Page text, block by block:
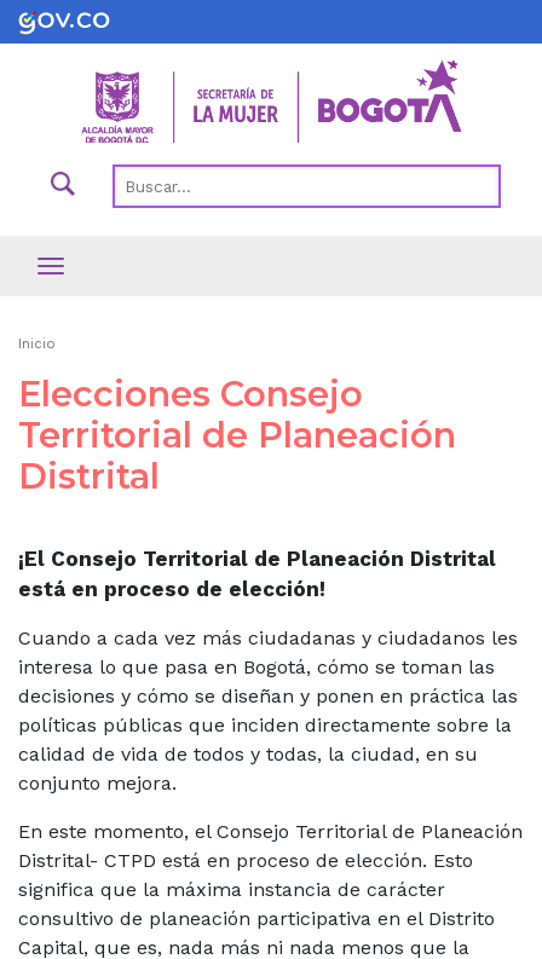
Pasar
al
Ruta
de
navegación
Inicio
Elecciones Consejo
Territorial de Planeación
Distrital
¡El Consejo Territorial de Planeación Distrital
está en proceso de elección!
Cuando a cada vez más ciudadanas y ciudadanos les
interesa lo que pasa en Bogotá, cómo se toman las
decisiones y cómo se diseñan y ponen en práctica las
políticas públicas que inciden directamente sobre la
calidad de vida de todos y todas, la ciudad, en su
conjunto mejora.
En este momento, el Consejo Territorial de Planeación
Distrital- CTPD está en proceso de elección. Esto
significa que la máxima instancia de carácter
consultivo de planeación participativa en el Distrito
Capital, que es, nada más ni nada menos que la